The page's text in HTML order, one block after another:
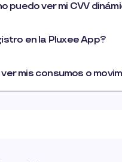
puedo ver mi CVV
en la Pluxee App?
mis consumos o